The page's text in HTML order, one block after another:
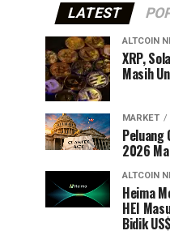
LATEST
ALTCOIN
XRP,
Masih
MARKET
Peluang
2026
ALTCOIN
Heima
HEI
Bidik